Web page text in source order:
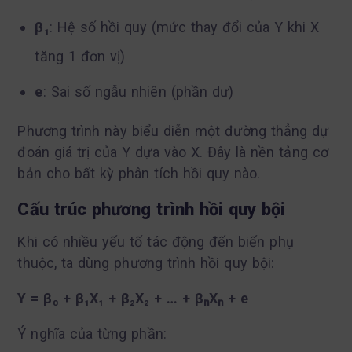
β₁: Hệ số hồi quy (mức thay đổi của Y khi X
tăng 1 đơn vị)
e: Sai số ngẫu nhiên (phần dư)
Phương trình này biểu diễn một đường thẳng dự
đoán giá trị của Y dựa vào X. Đây là nền tảng cơ
bản cho bất kỳ phân tích hồi quy nào.
Cấu trúc phương trình hồi quy bội
Khi có nhiều yếu tố tác động đến biến phụ
thuộc, ta dùng phương trình hồi quy bội:
Y = β₀ + β₁X₁ + β₂X₂ + … + βₙXₙ + e
Ý nghĩa của từng phần: